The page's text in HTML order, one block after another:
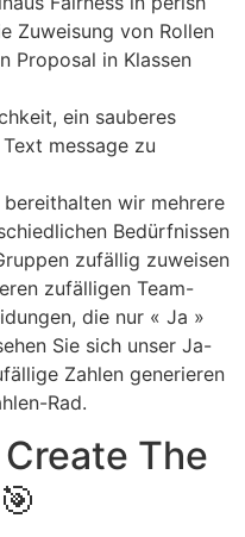
Zuweisung von Rollen
Proposal in Klassen
ein sauberes
message zu
wir mehrere
Bedürfnissen
zufällig zuweisen
zufälligen Team-
die nur « Ja »
Sie sich unser Ja-
Zahlen generieren
Rad.
The